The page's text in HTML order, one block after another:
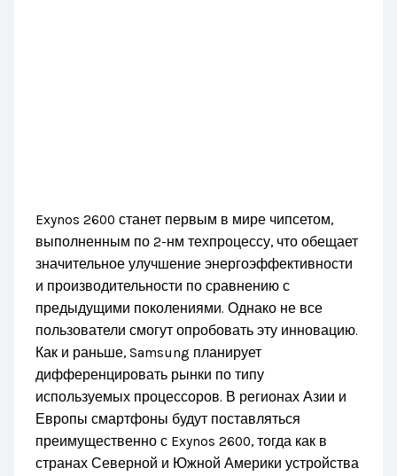
Exynos 2600 станет первым в мире чипсетом,
выполненным по 2-нм техпроцессу, что обещает
значительное улучшение энергоэффективности
и производительности по сравнению с
предыдущими поколениями. Однако не все
пользователи смогут опробовать эту инновацию.
Как и раньше, Samsung планирует
дифференцировать рынки по типу
используемых процессоров. В регионах Азии и
Европы смартфоны будут поставляться
преимущественно с Exynos 2600, тогда как в
странах Северной и Южной Америки устройства